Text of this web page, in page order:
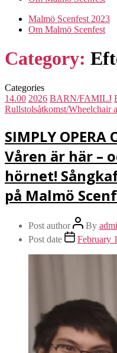
Malmö Scenfest 2023
Om Malmö Scenfest
Category:
Categories
14.00 2026 BARN/FAMILJ
Rullstolsåtkomst/Wheelchair
SIMPLY OPERA
Våren är här –
hörnet!
på Malmö
Post author By
Post date
February